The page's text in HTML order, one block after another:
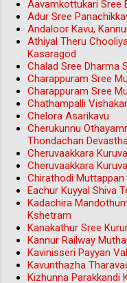
Aavamkottukari Sree
Adur Sree
Andaloor Kavu,
Athiyal Theru
Kasaragod
Chalad Sree Dharma
Charappuram Sree
Charappuram Sree
Chathampalli
Chelora Asarikavu
Cherukunnu
Thondachan
Cheruvaakkara
Cheruvaakkara
Chirathodi
Eachur Kuyyal Shiva
Kadachira
Kshetram
Kanakathur Sree
Kannur Railway
Kavinisseri Payyan
Kavunthazha
Kizhunna Parakkandi